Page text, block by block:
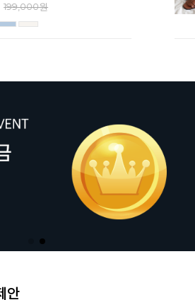
199,000원
안